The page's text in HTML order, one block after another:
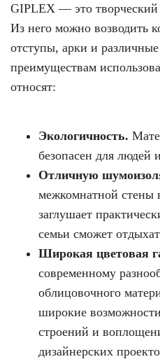
GIPLEX — это творческий
Из него можно возводить
отступы, арки и
преимуществам
относят:
Экологичность.
безопасен для людей
Отличную
межкомнатной стены
заглушает
семьи сможет
Широкая цветовая
современному
облицовочного
широкие
строений и
дизайнерских